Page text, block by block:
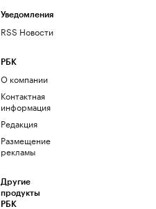
Уведомления
RSS Новости
РБК
О компании
Контактная
информация
Редакция
Размещение
рекламы
Другие
продукты
РБК